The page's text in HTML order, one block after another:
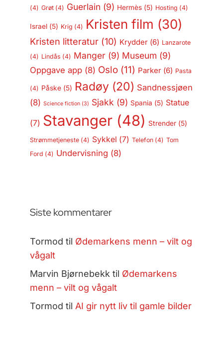
(4) Grøt(4) Guerlain (9) Hermès(5) Hosting (4)
Israel(5) Krig (4) Kristen film (30)
Kristen litteratur(10) Krydder(6) Lanzarote
(4) Lindås (4) Manger(9) Museum (9)
Oppgave app(8) Oslo(11) Parker(6) Pasta
(4) Påske(5) Radøy(20) Sandnessjøen
(8) Science fiction(3) Sjakk (9) Spania (5) Statue
(7) Stavanger(48) Strender(5)
Strømmetjeneste(4) Sykkel (7) Telefon(4) Tom
Ford (4) Undervisning (8)
Siste kommentarer
Tormod til Ødemarkens menn – vilt og
vågalt
Marvin Bjørnebekk til Ødemarkens
menn – vilt og vågalt
Tormod til AI gir nytt liv til gamle bilder